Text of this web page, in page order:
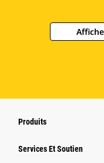
Produits
Services Et Soutien